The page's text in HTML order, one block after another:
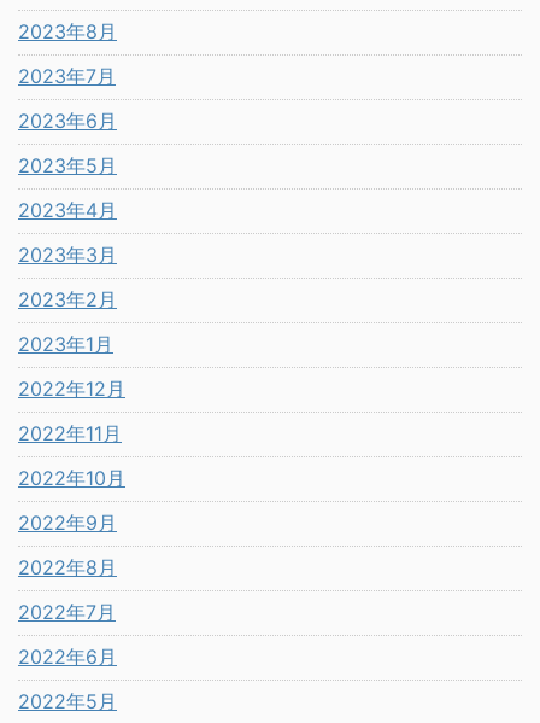
2023年8月
2023年7月
2023年6月
2023年5月
2023年4月
2023年3月
2023年2月
2023年1月
2022年12月
2022年11月
2022年10月
2022年9月
2022年8月
2022年7月
2022年6月
2022年5月